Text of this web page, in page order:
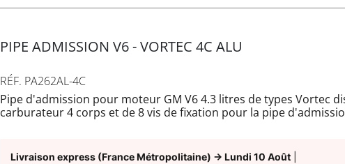
PIPE ADMISSION V6 - VORTEC 4C ALU
RÉF. PA262AL-4C
Pipe d'admission pour moteur GM V6 4.3 litres de types Vortec
carburateur 4 corps et de 8 vis de fixation pour la pipe
Livraison express (France Métropolitaine) → Lundi 10 Août